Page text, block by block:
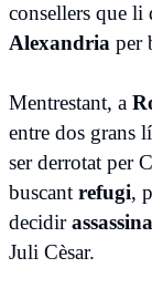
consellers que
Alexandria per
Mentrestant, a
entre dos grans
ser derrotat per
buscant refugi,
decidir
Juli Cèsar.